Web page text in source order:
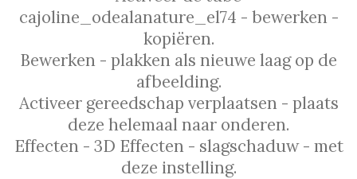
cajoline_odealanature_el74 - bewerken -
kopiëren.
Bewerken - plakken als nieuwe laag op de
afbeelding.
Activeer gereedschap verplaatsen - plaats
deze helemaal naar onderen.
Effecten - 3D Effecten - slagschaduw - met
deze instelling.